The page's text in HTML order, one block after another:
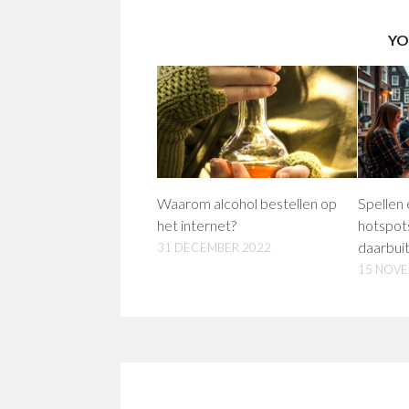
Waarom alcohol bestellen op
het internet?
31 DECEMBER 2022
Spellen
15